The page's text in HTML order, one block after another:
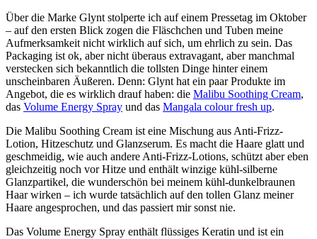
Über die Marke Glynt stolperte ich auf einem Pressetag im Oktober
– auf den ersten Blick zogen die Fläschchen und Tuben meine
Aufmerksamkeit nicht wirklich auf sich, um ehrlich zu sein. Das
Packaging ist ok, aber nicht überaus extravagant, aber manchmal
verstecken sich bekanntlich die tollsten Dinge hinter einem
unscheinbaren Äußeren. Denn: Glynt hat ein paar Produkte im
Angebot, die es wirklich drauf haben: die Malibu Soothing Cream,
das Volume Energy Spray und das Mangala colour fresh up.
Die Malibu Soothing Cream ist eine Mischung aus Anti-Frizz-
Lotion, Hitzeschutz und Glanzserum. Es macht die Haare glatt und
geschmeidig, wie auch andere Anti-Frizz-Lotions, schützt aber eben
gleichzeitig noch vor Hitze und enthält winzige kühl-silberne
Glanzpartikel, die wunderschön bei meinem kühl-dunkelbraunen
Haar wirken – ich wurde tatsächlich auf den tollen Glanz meiner
Haare angesprochen, und das passiert mir sonst nie.
Das Volume Energy Spray enthält flüssiges Keratin und ist ein